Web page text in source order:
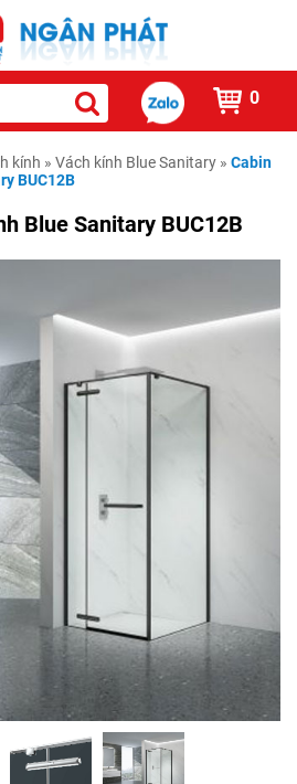
0
kính » Vách kính Blue Sanitary » Cabin
BUC12B
Blue Sanitary BUC12B